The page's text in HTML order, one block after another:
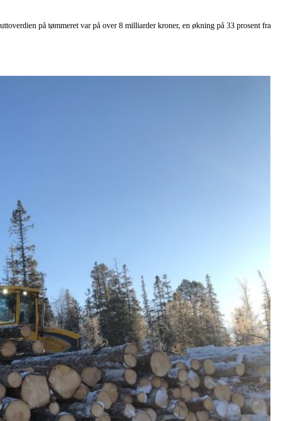
på tømmeret var på over 8 milliarder kroner, en økning på 33 prosent fra